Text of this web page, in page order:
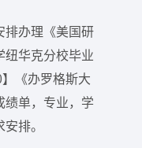
排办理《美国研
纽华克分校毕业
《办罗格斯大
绩单，专业，学
排。